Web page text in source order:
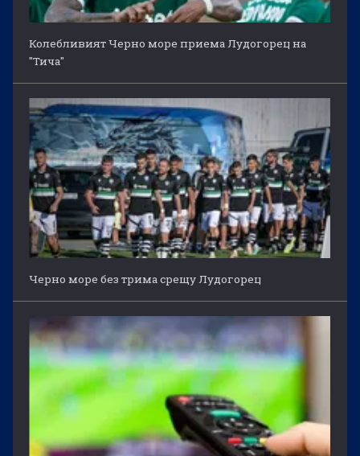
Колебливият Черно море приема Лудогорец на
"Тича"
Черно море без трима срещу Лудогорец